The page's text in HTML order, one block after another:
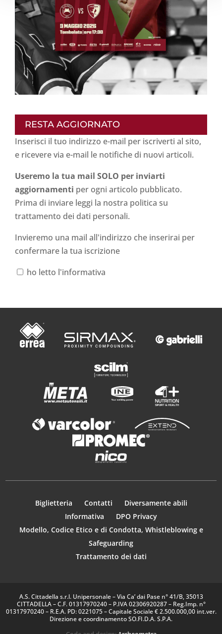
RESTA AGGIORNATO
Inserisci il tuo indirizzo e-mail per iscriverti al sito,
e ricevere via e-mail le notifiche di nuovi articoli.
Useremo la tua mail SOLO per inviarti
aggiornamenti per ogni articolo pubblicato.
Prima di inviare leggi la nostra politica su
trattamento dei dati personali.
Invieremo una mail all'indirizzo che inserirai per
confermare la tua iscrizione
ho letto l'informativa
Biglietteria Contatti
Diversamente abili
Informativa
DPO Privacy
Modello, Codice Etico e di Condotta, Whistleblowing e
Safeguarding
Trattamento dei dati
A.S. Cittadella s.r.l. Unipersonale – Via Ca’ dai Pase n° 41/B, 35013
CITTADELLA – C.F. 01317970240 – P.IVA 02306920287 – Reg.Imp. n°
01317970240 – R.E.A. PD: 0221075 – Capitale Sociale € 2.500.000,00 int.ver.
Direzione e coordinamento SO.FI.D.A. S.P.A.